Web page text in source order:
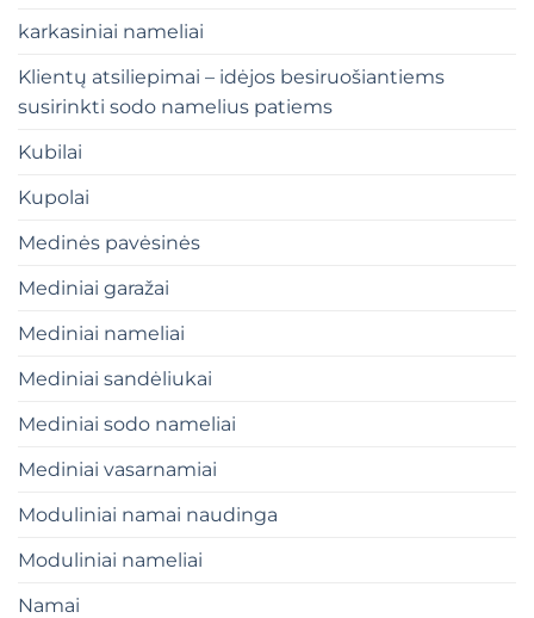
karkasiniai nameliai
Klientų atsiliepimai – idėjos besiruošiantiems
susirinkti sodo namelius patiems
Kubilai
Kupolai
Medinės pavėsinės
Mediniai garažai
Mediniai nameliai
Mediniai sandėliukai
Mediniai sodo nameliai
Mediniai vasarnamiai
Moduliniai namai naudinga
Moduliniai nameliai
Namai